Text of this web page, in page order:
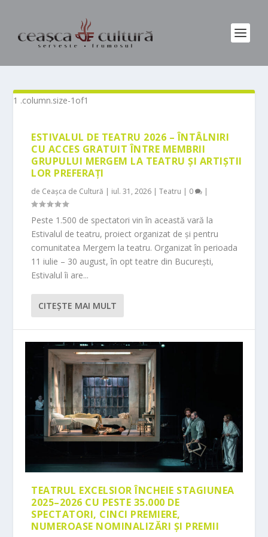
ESTIVALUL DE TEATRU 2026 – ÎNTÂLNIRI
CU ACCES GRATUIT ÎNTRE MEMBRII
GRUPULUI MERGEM LA TEATRU ȘI ARTIȘTII
LOR PREFERAȚI
de Ceașca de Cultură | iul. 31, 2026 |Teatru | 0 |
Peste 1.500 de spectatori vin în această vară la
Estivalul de teatru, proiect organizat de și pentru
comunitatea Mergem la teatru. Organizat în perioada
11 iulie – 30 august, în opt teatre din București,
Estivalul îi are...
CITEŞTE MAI MULT
TEATRUL EXCELSIOR ÎNCHEIE STAGIUNEA
2025–2026 CU PESTE 35.000 DE
SPECTATORI, CINCI PREMIERE,
NUMEROASE NOMINALIZĂRI ȘI PREMII